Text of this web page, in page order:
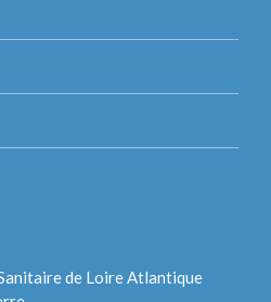
de Loire Atlantique